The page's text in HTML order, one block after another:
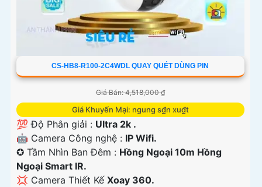
CS-HB8-R100-2C4WDL QUAY QUÉT DÙNG PIN
Giá Bán: 4,518,000 ₫
Giá Khuyến Mại: ngung s₫n xu₫t
💯 Độ Phân giải : Ultra 2k .
🤖️ Camera Công nghệ : IP Wifi.
✪ Tầm Nhìn Ban Đêm : Hồng Ngoại 10m Hồng
Ngoại Smart IR.
💢 Camera Thiết Kế Xoay 360.